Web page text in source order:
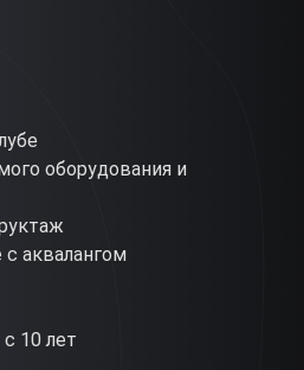
оборудования и
аквалангом
10 лет